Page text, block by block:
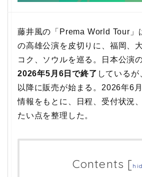
藤井風の「Prema World Tour」
の高雄公演を皮切りに、福岡、
コク、ソウルを巡る。日本公演
2026年5月6日で終了 しているが
以降に販売が始まる。2026年6
情報をもとに、日程、受付状況
たい点を整理した。
Contents [